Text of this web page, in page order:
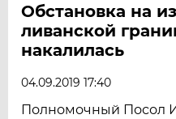
Обстановка на
ливанской
накалилась
04.09.2019 17:40
Полномочный Посол